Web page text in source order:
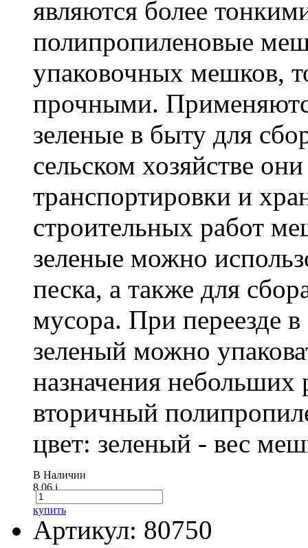
являются более
полипропиленовые
упаковочных мешков,
прочными.
зеленые в быту для
сельском хозяйстве
транспортировки и
строительных работ
зеленые можно
песка, а также для
мусора. При переезде
зеленый можно
назначения небольших
вторичный
цвет: зеленый - вес
В Наличии
8.06i
купить
Артикул: 80750